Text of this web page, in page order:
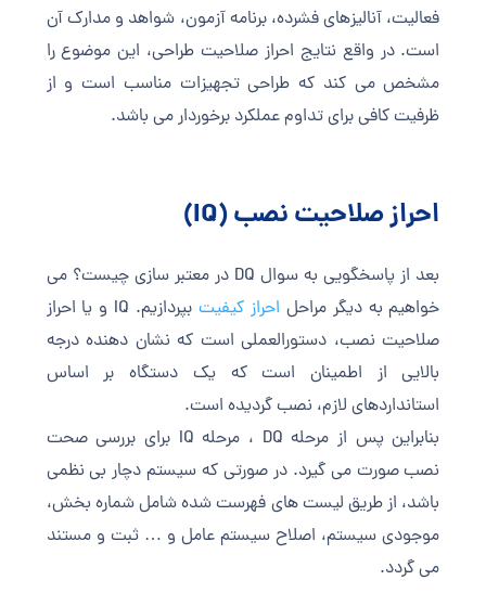
فعالیت، آنالیزهای فشرده، برنامه آزمون، شواهد و مدارک آن
است. در واقع نتایج احراز صلاحیت طراحی، این موضوع را
مشخص می کند که طراحی تجهیزات مناسب است و از
ظرفیت کافی برای تداوم عملکرد برخوردار می باشد.
احراز صلاحیت نصب (IQ)
بعد از پاسخگویی به سوال DQ در معتبر سازی چیست؟ می
خواهیم به دیگر مراحل احراز کیفیت
بپردازیم. IQ و یا احراز
صلاحیت نصب، دستورالعملی است که نشان دهنده درجه
بالایی از اطمینان است که یک دستگاه بر اساس
استانداردهای لازم، نصب گردیده است.
بنابراین پس از مرحله DQ ، مرحله IQ برای بررسی صحت
نصب صورت می گیرد. در صورتی که سیستم دچار بی نظمی
باشد، از طریق لیست های فهرست شده شامل شماره بخش،
موجودی سیستم، اصلاح سیستم عامل و … ثبت و مستند
می گردد.